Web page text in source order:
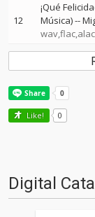
12
¡Qué
Música)--
Like! 0
Digital